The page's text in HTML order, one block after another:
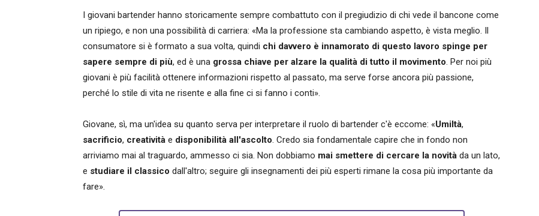
I giovani bartender hanno storicamente sempre combattuto con il pregiudizio di chi vede il bancone come
un ripiego, e non una possibilità di carriera: «Ma la professione sta cambiando aspetto, è vista meglio. Il
consumatore si è formato a sua volta, quindi chi davvero è innamorato di questo lavoro spinge per
sapere sempre di più, ed è una grossa chiave per alzare la qualità di tutto il movimento. Per noi più
giovani è più facilità ottenere informazioni rispetto al passato, ma serve forse ancora più passione,
perché lo stile di vita ne risente e alla fine ci si fanno i conti».
Giovane, sì, ma un'idea su quanto serva per interpretare il ruolo di bartender c'è eccome: «Umiltà,
sacrificio, creatività e disponibilità all'ascolto. Credo sia fondamentale capire che in fondo non
arriviamo mai al traguardo, ammesso ci sia. Non dobbiamo mai smettere di cercare la novità da un lato,
e studiare il classico dall'altro; seguire gli insegnamenti dei più esperti rimane la cosa più importante da
fare».